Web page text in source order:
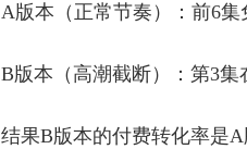
A版本（正常节奏）：前6
B版本（高潮截断）：第3集
结果B版本的付费转化率是